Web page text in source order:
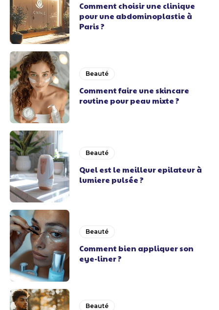
Comment choisir une clinique
pour une abdominoplastie à
Paris ?
Beauté
Comment faire une skincare
routine pour peau mixte ?
Beauté
Quel est le meilleur epilateur à
lumiere pulsée ?
Beauté
Comment bien appliquer son
eye-liner ?
Beauté